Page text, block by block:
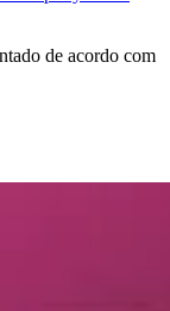
de acordo com